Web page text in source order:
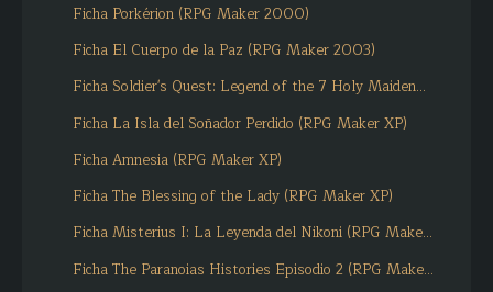
Ficha Porkérion (RPG Maker 2000)
Ficha El Cuerpo de la Paz (RPG Maker 2003)
Ficha Soldier's Quest: Legend of the 7 Holy Maiden...
Ficha La Isla del Soñador Perdido (RPG Maker XP)
Ficha Amnesia (RPG Maker XP)
Ficha The Blessing of the Lady (RPG Maker XP)
Ficha Misterius I: La Leyenda del Nikoni (RPG Make...
Ficha The Paranoias Histories Episodio 2 (RPG Make...